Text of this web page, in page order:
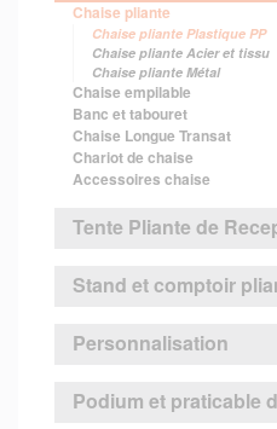
Chaise pliante
Chaise pliante Plastique PP
Chaise pliante Acier et tissu
Chaise pliante Métal
Chaise empilable
Banc et tabouret
Chaise Longue Transat
Chariot de chaise
Accessoires chaise
Tente Pliante de
Stand et comptoir
Personnalisation
Podium et praticable